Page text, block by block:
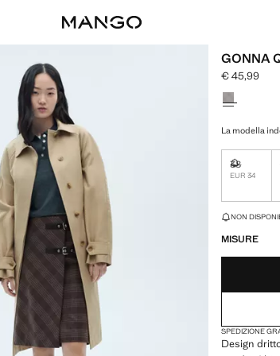
GONNA
Prezzo
€ 45,99
Seleziona un
La modella
38
EUR 34
Non
ULTIME UNITÀ!
NON
MISURE
SPEDIZIONE
Design